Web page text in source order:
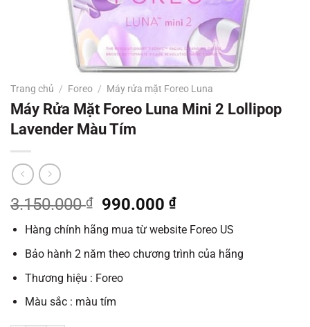
Trang chủ / Foreo / Máy rửa mặt Foreo Luna
Máy Rửa Mặt Foreo Luna Mini 2 Lollipop
Lavender Màu Tím
3.150.000₫
Giá
là:
3.150.000 ₫.
990.000₫Giá
hiện
tại
là:
Hàng chính hãng mua từ website Foreo US
Bảo hành 2 năm theo chương trình của hãng
Thương hiệu : Foreo
Màu sắc : màu tím